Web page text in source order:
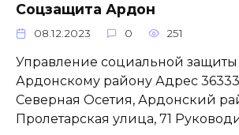
Соцзащита Ардон
08.12.2023 0 251
Управление социальной
Ардонскому району Адрес
Северная Осетия, Ардонский
Пролетарская улица, 71